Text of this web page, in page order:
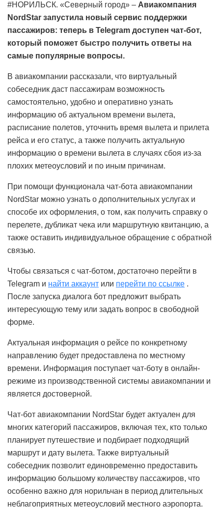
#НОРИЛЬСК. «Северный город» – Авиакомпания
NordStar запустила новый сервис поддержки
пассажиров: теперь в Telegram доступен чат-бот,
который поможет быстро получить ответы на
самые популярные вопросы.
В авиакомпании рассказали, что виртуальный
собеседник даст пассажирам возможность
самостоятельно, удобно и оперативно узнать
информацию об актуальном времени вылета,
расписание полетов, уточнить время вылета и прилета
рейса и его статус, а также получить актуальную
информацию о времени вылета в случаях сбоя из-за
плохих метеоусловий и по иным причинам.
При помощи функционала чат-бота авиакомпании
NordStar можно узнать о дополнительных услугах и
способе их оформления, о том, как получить справку о
перелете, дубликат чека или маршрутную квитанцию, а
также оставить индивидуальное обращение с обратной
связью.
Чтобы связаться с чат-ботом, достаточно перейти в
Telegram и найти аккаунт или перейти по ссылке .
После запуска диалога бот предложит выбрать
интересующую тему или задать вопрос в свободной
форме.
Актуальная информация о рейсе по конкретному
направлению будет предоставлена по местному
времени. Информация поступает чат-боту в онлайн-
режиме из производственной системы авиакомпании и
является достоверной.
Чат-бот авиакомпании NordStar будет актуален для
многих категорий пассажиров, включая тех, кто только
планирует путешествие и подбирает подходящий
маршрут и дату вылета. Также виртуальный
собеседник позволит единовременно предоставить
информацию большому количеству пассажиров, что
особенно важно для норильчан в период длительных
неблагоприятных метеоусловий местного аэропорта.